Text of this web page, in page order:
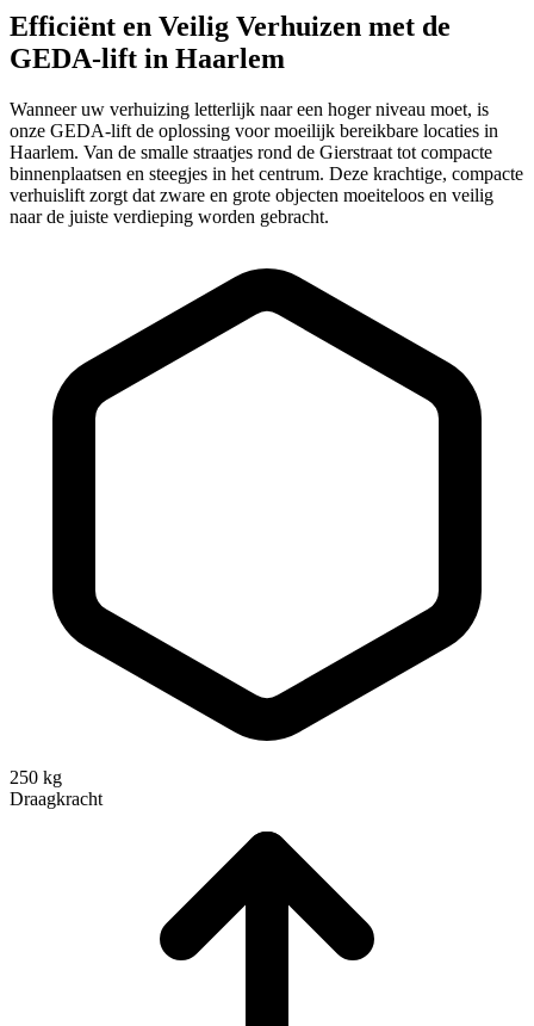
Efficiënt en Veilig Verhuizen met de
GEDA-lift in Haarlem
Wanneer uw verhuizing letterlijk naar een hoger niveau moet, is
onze GEDA-lift de oplossing voor moeilijk bereikbare locaties in
Haarlem. Van de smalle straatjes rond de Gierstraat tot compacte
binnenplaatsen en steegjes in het centrum. Deze krachtige, compacte
verhuislift zorgt dat zware en grote objecten moeiteloos en veilig
naar de juiste verdieping worden gebracht.
250 kg
Draagkracht